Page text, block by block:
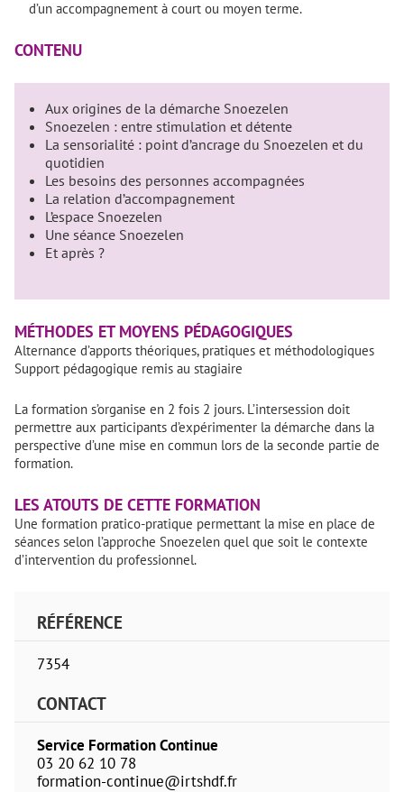
d’un accompagnement à court ou moyen terme.
CONTENU
Aux origines de la démarche Snoezelen
Snoezelen : entre stimulation et détente
La sensorialité : point d’ancrage du Snoezelen et du
quotidien
Les besoins des personnes accompagnées
La relation d’accompagnement
L’espace Snoezelen
Une séance Snoezelen
Et après ?
MÉTHODES ET MOYENS PÉDAGOGIQUES
Alternance d’apports théoriques, pratiques et méthodologiques
Support pédagogique remis au stagiaire
La formation s’organise en 2 fois 2 jours. L’intersession doit
permettre aux participants d’expérimenter la démarche dans la
perspective d’une mise en commun lors de la seconde partie de
formation.
LES ATOUTS DE CETTE FORMATION
Une formation pratico-pratique permettant la mise en place de
séances selon l’approche Snoezelen quel que soit le contexte
d’intervention du professionnel.
RÉFÉRENCE
7354
CONTACT
Service Formation Continue
03 20 62 10 78
formation-continue@irtshdf.fr